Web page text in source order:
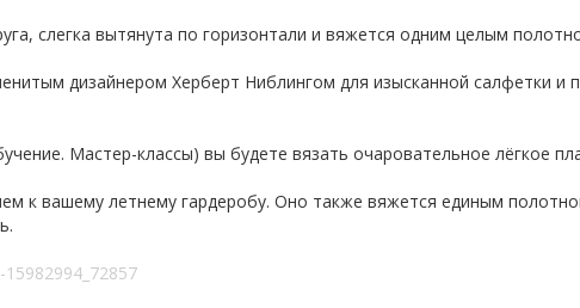
слегка вытянута по горизонтали и вяжется одним целым
дизайнером Херберт Ниблингом для изысканной салфетки и
Мастер-классы) вы будете вязать очаровательное лёгкое
к вашему летнему гардеробу. Оно также вяжется единым